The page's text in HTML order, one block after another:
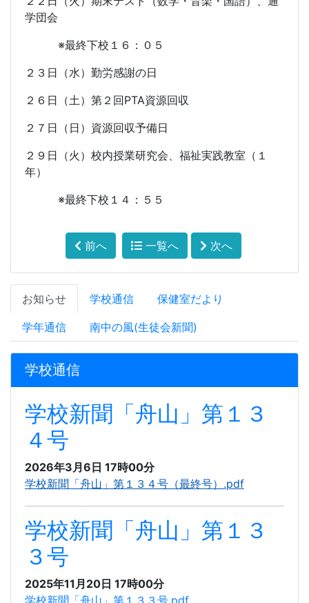
学団会
※最終下校１６：０５
２３日（水）勤労感謝の日
２６日（土）第２回PTA資源回収
２７日（日）資源回収予備日
２９日（火）校内授業研究会、福祉実践教室（１
年）
※最終下校１４：５５
前へ 一覧へ 次へ
お知らせ 学校通信 保健室だより
学年通信 南中の風(生徒会新聞)
学校通信
学校新聞「舟山」第１３
４号
2026年3月6日 17時00分
学校新聞「舟山」第１３４号（最終号）.pdf
学校新聞「舟山」第１３
３号
2025年11月20日 17時00分
学校新聞「舟山」第１３３号.pdf